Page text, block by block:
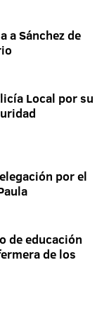
a Sánchez de
Local por su
por el
de educación
de los